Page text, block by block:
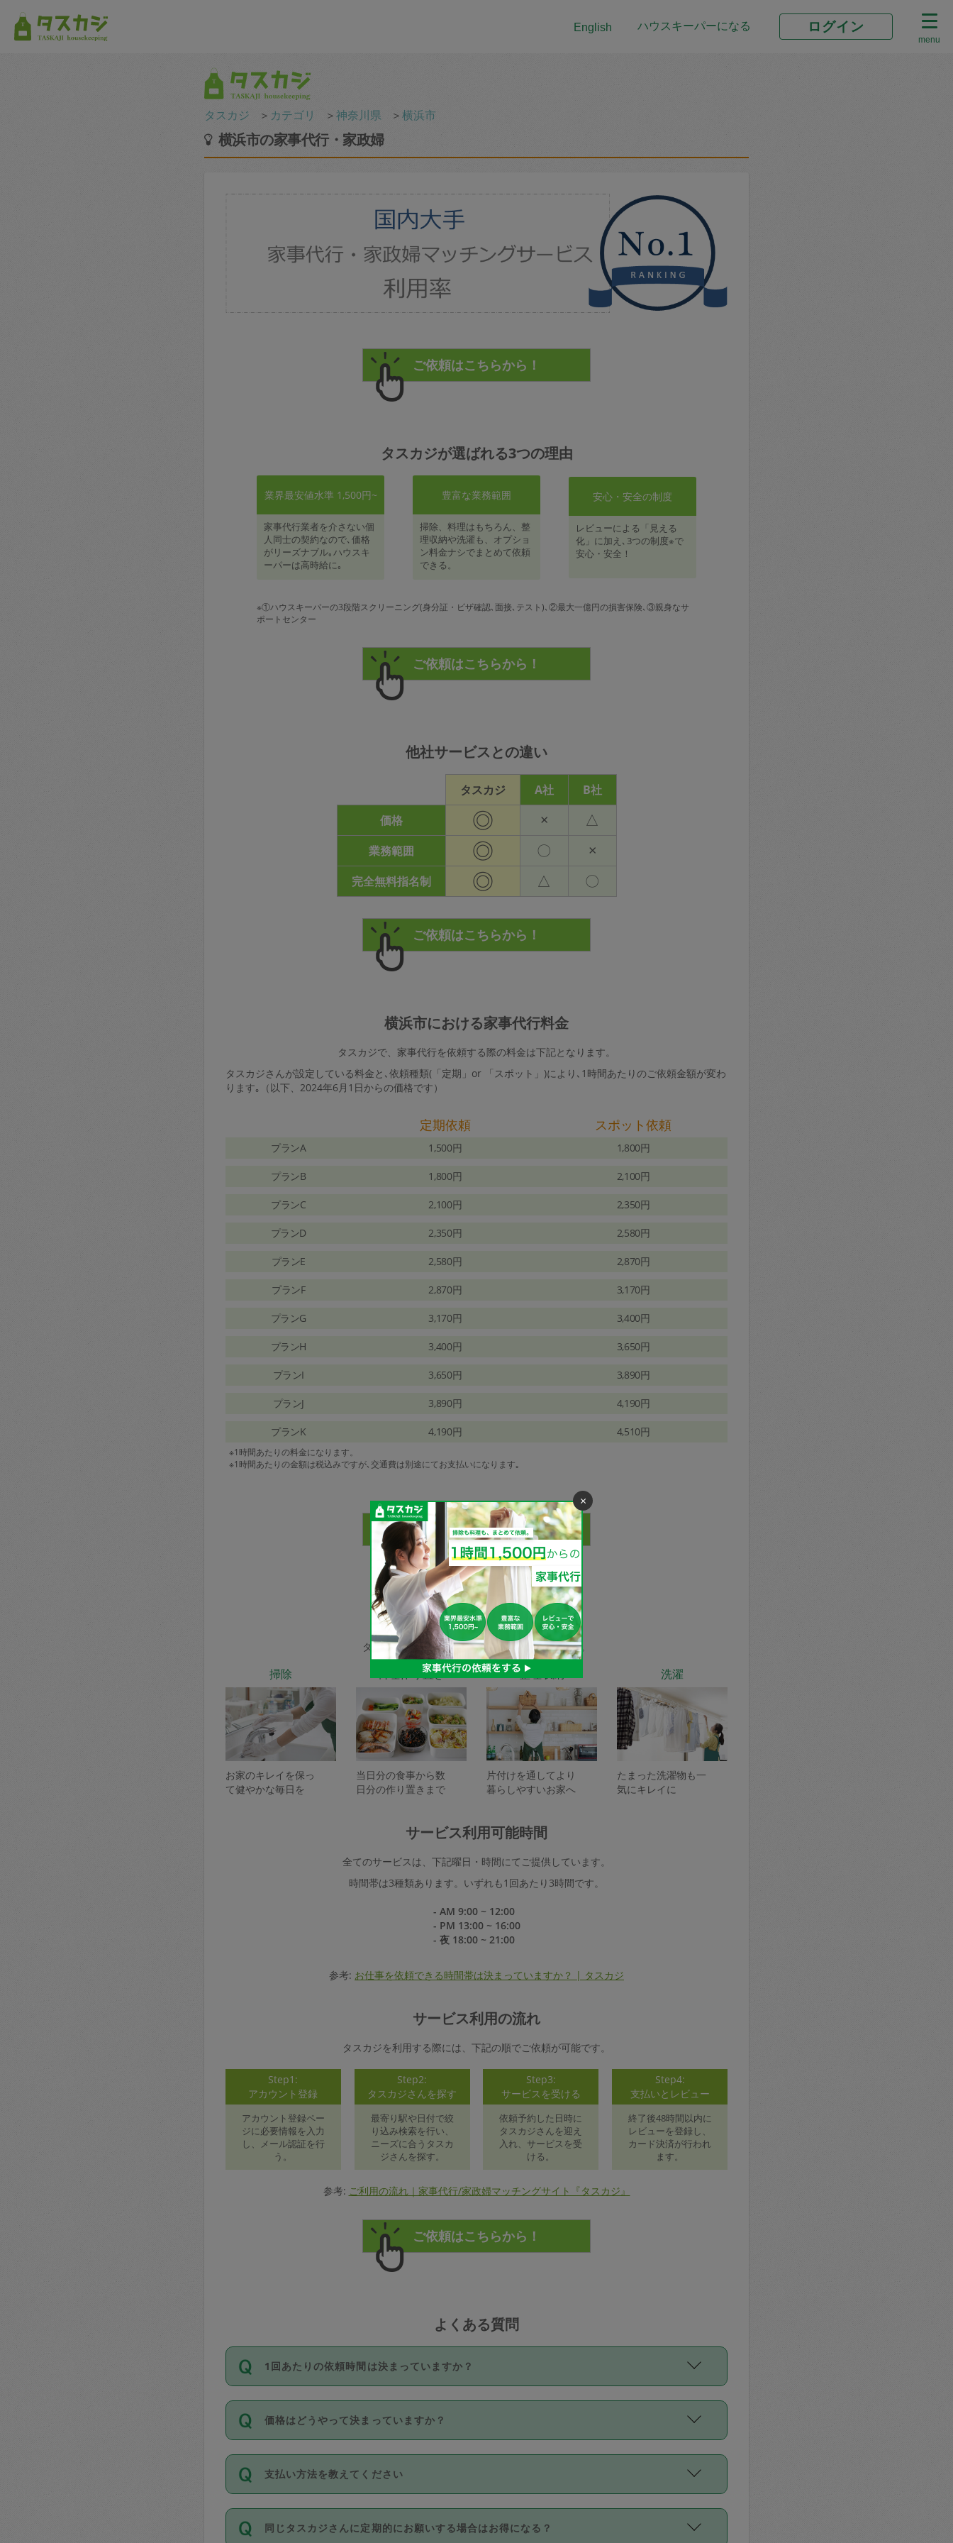
English ハウスキーパーになる ログイン
menu
タスカジ ＞ カテゴリ ＞神奈川県 ＞横浜市
横浜市の家事代行・家政婦
タスカジが選ばれる3つの理由
業界最安値水準 1,500円~
家事代行業者を介さない個
人同士の契約なので､価格
がリーズナブル｡ハウスキ
ーパーは高時給に｡
豊富な業務範囲
掃除、料理はもちろん、整
理収納や洗濯も、オプショ
ン料金ナシでまとめて依頼
できる。
安心・安全の制度
レビューによる「見える
化」に加え､3つの制度※で
安心・安全！
※①ハウスキーパーの3段階スクリーニング(身分証・ビザ確認､面接､テスト)､②最大一億円の損害保険､③親身なサ
ポートセンター
他社サービスとの違い
タスカジ A社
B社
価格
◎ × △
業務範囲 ◎ 〇 ×
完全無料指名制 ◎ △ 〇
横浜市における家事代行料金
タスカジで、家事代行を依頼する際の料金は下記となります。
タスカジさんが設定している料金と､依頼種類(「定期」or 「スポット」)により､1時間あたりのご依頼金額が変わ
ります｡（以下、2024年6月1日からの価格です）
定期依頼 スポット依頼
プランA 1,500円 1,800円
プランB 1,800円 2,100円
プランC 2,100円 2,350円
プランD 2,350円 2,580円
プランE 2,580円 2,870円
プランF 2,870円 3,170円
プランG 3,170円 3,400円
プランH 3,400円 3,650円
プランI 3,650円 3,890円
プランJ 3,890円 4,190円
プランK 4,190円 4,510円
※1時間あたりの料金になります。
※1時間あたりの金額は税込みですが､交通費は別途にてお支払いになります｡
家事代行サービスの種類
タスカジで依頼できるサービスは下記となります。
掃除
お家のキレイを保っ
て健やかな毎日を
料理作り置き
当日分の食事から数
日分の作り置きまで
整理収納
片付けを通してより
暮らしやすいお家へ
洗濯
たまった洗濯物も一
気にキレイに
サービス利用可能時間
全てのサービスは、下記曜日・時間にてご提供しています。
時間帯は3種類あります。いずれも1回あたり3時間です。
- AM 9:00 ~ 12:00
- PM 13:00 ~ 16:00
- 夜 18:00 ~ 21:00
参考: お仕事を依頼できる時間帯は決まっていますか？ | タスカジ
サービス利用の流れ
タスカジを利用する際には、下記の順でご依頼が可能です。
Step1:
アカウント登録
アカウント登録ペー
ジに必要情報を入力
し、メール認証を行
う。
Step2:
タスカジさんを探す
最寄り駅や日付で絞
り込み検索を行い、
ニーズに合うタスカ
ジさんを探す。
Step3:
サービスを受ける
依頼予約した日時に
タスカジさんを迎え
入れ、サービスを受
ける。
Step4:
支払いとレビュー
終了後48時間以内に
レビューを登録し、
カード決済が行われ
ます。
参考: ご利用の流れ｜家事代行/家政婦マッチングサイト『タスカジ』
よくある質問
1回あたりの依頼時間は決まっていますか？
依頼1回につき3時間固定です。3時間を超えて依頼したい場合は、延長機能をご利用くださ
い。機能をご利用いただくには、タスカジさんに事前に相談し、合意の上事前申請すること
が必要です。なお、3時間を下回っても、値引き等はございません。
価格はどうやって決まっていますか？
11種類の価格帯の中からタスカジさん自身が価格を選んで設定しています。
タスカジさんの価格設定には最初は制限があり、レビュー件数、レビューの平均値、などで
除々に設定可能な最高額が上がっていく仕組みになっています。
支払い方法を教えてください
お支払方法はクレジットカード（Visa／Master／JCB／AMERICAN EXPRESS／Diners
Club）のみとなります。
同じタスカジさんに定期的にお願いする場合はお得になる？
×